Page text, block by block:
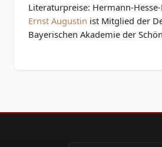
Literaturpreise: Hermann-
Ernst Augustin ist Mitglied der
Bayerischen Akademie der